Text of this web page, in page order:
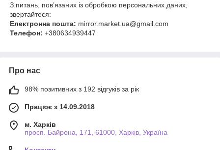
З питань, пов’язаних із обробкою персональних даних,
звертайтеся:
Електронна пошта: mirror.market.ua@gmail.com
Телефон: +380634939447
Про нас
98% позитивних з 192 відгуків за рік
Працює з 14.09.2018
м. Харків
просп. Байрона, 171, 61000, Харків, Україна